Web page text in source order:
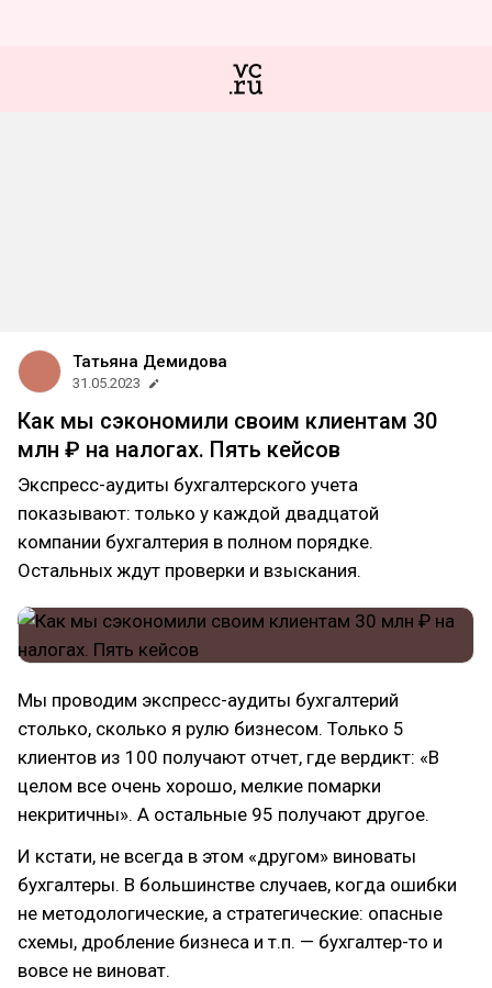
Татьяна Демидова
31.05.2023
Как мы сэкономили своим клиентам 30
млн ₽ на налогах. Пять кейсов
Экспресс-аудиты бухгалтерского учета
показывают: только у каждой двадцатой
компании бухгалтерия в полном порядке.
Остальных ждут проверки и взыскания.
Мы проводим экспресс-аудиты бухгалтерий
столько, сколько я рулю бизнесом. Только 5
клиентов из 100 получают отчет, где вердикт: «В
целом все очень хорошо, мелкие помарки
некритичны». А остальные 95 получают другое.
И кстати, не всегда в этом «другом» виноваты
бухгалтеры. В большинстве случаев, когда ошибки
не методологические, а стратегические: опасные
схемы, дробление бизнеса и т.п. — бухгалтер-то и
вовсе не виноват.